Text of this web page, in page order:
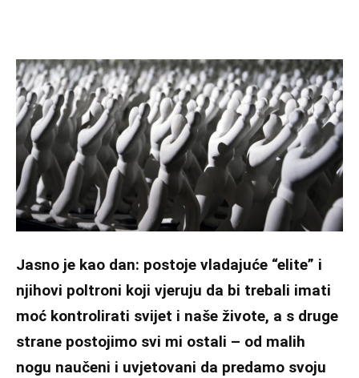
Jasno je kao dan: postoje vladajuće “elite” i
njihovi poltroni koji vjeruju da bi trebali imati
moć kontrolirati svijet i naše živote, a s druge
strane postojimo svi mi ostali – od malih
nogu naučeni i uvjetovani da predamo svoju